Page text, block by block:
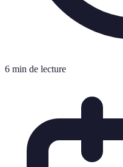
6 min de lecture